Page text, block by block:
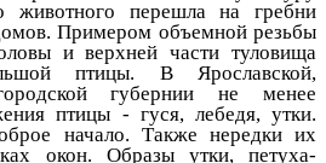
животного перешла на гребни
Примером объемной резьбы
и верхней части туловища
птицы. В Ярославской,
губернии не менее
птицы - гуся, лебедя, утки.
начало. Также нередки их
окон. Образы утки, петуха-